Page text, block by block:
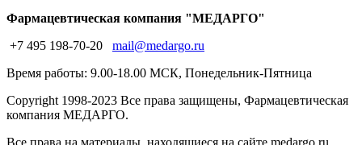
Фармацевтическая компания "МЕДАРГО"
+7 495 198-70-20
mail@medargo.ru
Время работы: 9.00-18.00 МСК, Понедельник-Пятница
Copyright 1998-2023 Все права защищены, Фармацевтическая
компания МЕДАРГО.